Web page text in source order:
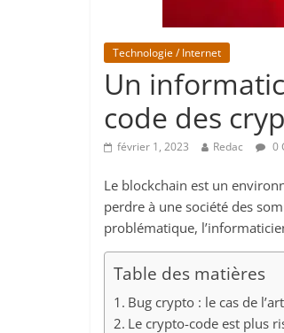
Technologie / Internet
Un
code des
février 1, 2023 Redac 0
Le blockchain est un
perdre à une société des
problématique,
Table des matières
Bug crypto : le cas de
Le crypto-code est plus